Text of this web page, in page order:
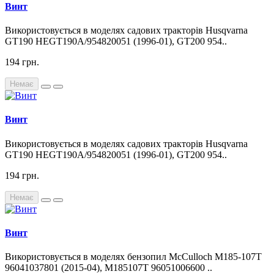
Винт
Використовується в моделях садових тракторів Husqvarna
GT190 HEGT190A/954820051 (1996-01), GT200 954..
194 грн.
Немає
Винт
Використовується в моделях садових тракторів Husqvarna
GT190 HEGT190A/954820051 (1996-01), GT200 954..
194 грн.
Немає
Винт
Використовується в моделях бензопил McCulloch M185-107T
96041037801 (2015-04), M185107T 96051006600 ..